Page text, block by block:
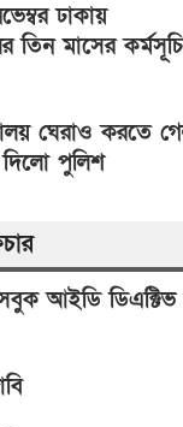
ঢাকায়
তিন মাসের কর্মসূচি
ঘেরাও করতে
পুলিশ
আইডি ডিএক্টিভ